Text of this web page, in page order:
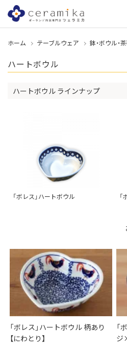
ホーム テーブルウェア 鉢・ボウル・
ハートボウル
ハートボウル ラインナップ
「ボレス」ハートボウル
「ボレス」ハートボウル 柄あり
【にわとり】
「
ジ